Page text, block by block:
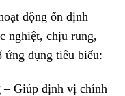
động ổn định
nghiệt, chịu rung,
dụng tiêu biểu:
– Giúp định vị chính